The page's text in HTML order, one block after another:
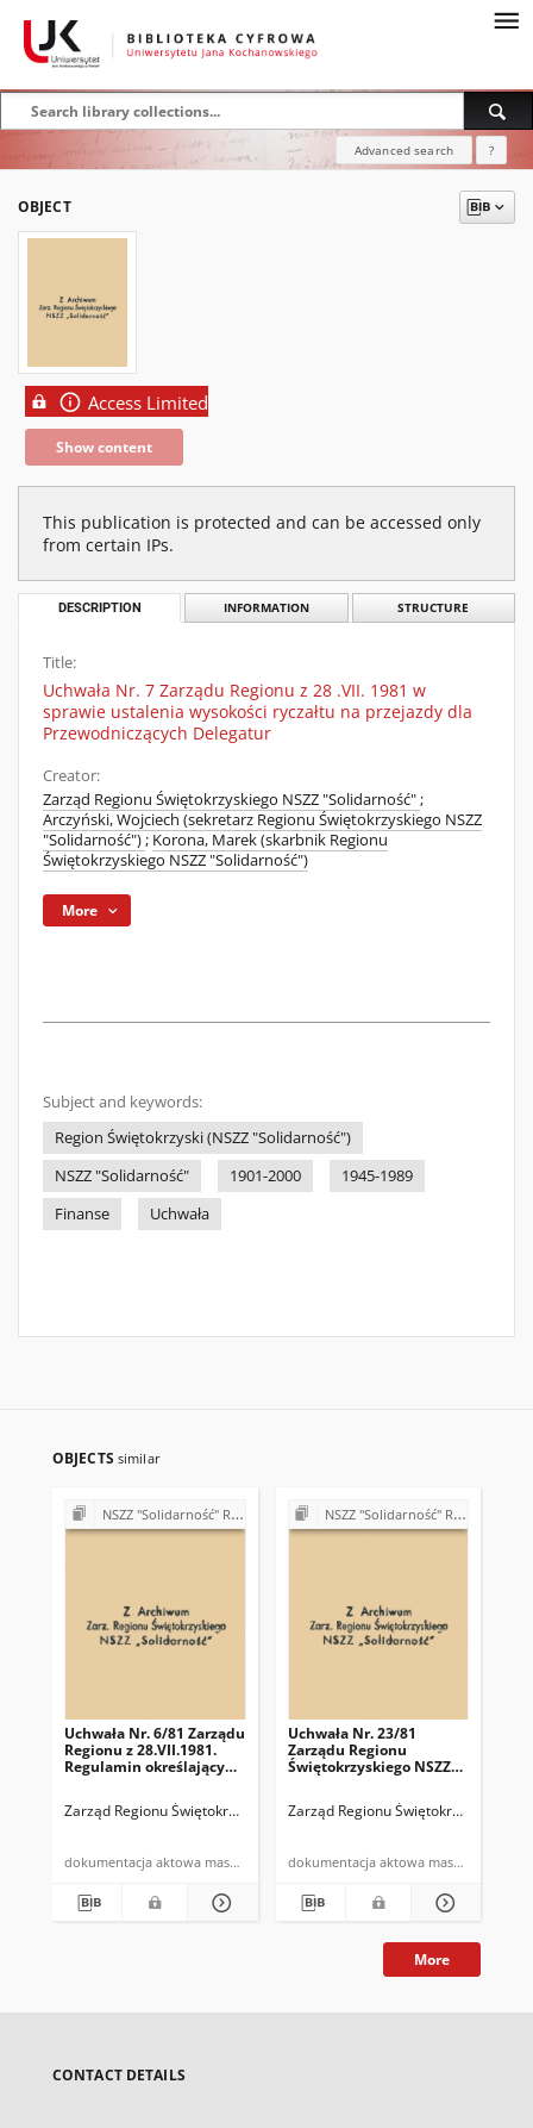
Advanced search ?
OBJECT
Access Limited
Show content
This publication is protected and can be accessed only
from certain IPs.
DESCRIPTION INFORMATION STRUCTURE
Title:
Uchwała Nr. 7 Zarządu Regionu z 28 .VII. 1981 w
sprawie ustalenia wysokości ryczałtu na przejazdy dla
Przewodniczących Delegatur
Creator:
Zarząd Regionu Świętokrzyskiego NSZZ "Solidarność";
Arczyński, Wojciech (sekretarz Regionu Świętokrzyskiego NSZZ
"Solidarność"); Korona, Marek (skarbnik Regionu
Świętokrzyskiego NSZZ "Solidarność")
More
Subject and keywords:
Region Świętokrzyski (NSZZ "Solidarność")
NSZZ "Solidarność"
1901-2000
1945-1989
Finanse
Uchwała
OBJECTS similar
NSZZ "Solidarność" Region Świętokrzyski (sprawy organizacyjne)
Uchwała Nr. 6/81 Zarządu
Regionu z 28.VII.1981.
Regulamin określający
finansowych Delegatur z
Zarządem Regionu
Zarząd Regionu Świętokrzyskiego NSZZ "Solidarność" Arczyński,
dokumentacja aktowa maszynopis
NSZZ "Solidarność" Region Świętokrzyski (sprawy organizacyjne)
Uchwała Nr. 23/81
Zarządu Regionu
Świętokrzyskiego NSZZ
Zarząd Regionu Świętokrzyskiego
dokumentacja aktowa maszynopis
More
CONTACT DETAILS